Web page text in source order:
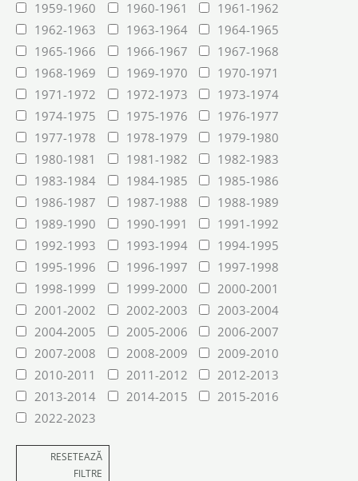
1959-1960
1960-1961
1961-1962
1962-1963
1963-1964
1964-1965
1965-1966
1966-1967
1967-1968
1968-1969
1969-1970
1970-1971
1971-1972
1972-1973
1973-1974
1974-1975
1975-1976
1976-1977
1977-1978
1978-1979
1979-1980
1980-1981
1981-1982
1982-1983
1983-1984
1984-1985
1985-1986
1986-1987
1987-1988
1988-1989
1989-1990
1990-1991
1991-1992
1992-1993
1993-1994
1994-1995
1995-1996
1996-1997
1997-1998
1998-1999
1999-2000
2000-2001
2001-2002
2002-2003
2003-2004
2004-2005
2005-2006
2006-2007
2007-2008
2008-2009
2009-2010
2010-2011
2011-2012
2012-2013
2013-2014
2014-2015
2015-2016
2022-2023
RESETEAZĂ
FILTRE